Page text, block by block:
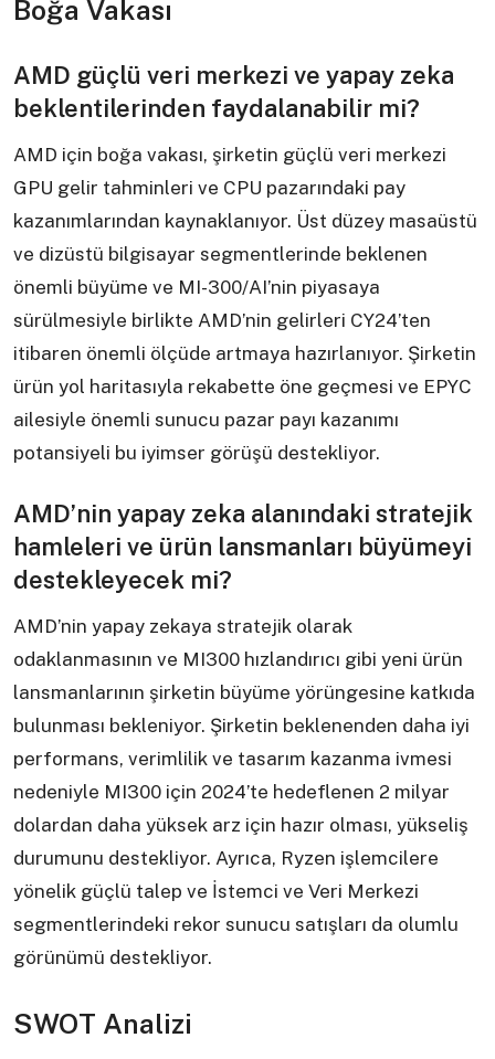
Boğa Vakası
AMD güçlü veri merkezi ve yapay zeka
beklentilerinden faydalanabilir mi?
AMD için boğa vakası, şirketin güçlü veri merkezi
GPU gelir tahminleri ve CPU pazarındaki pay
kazanımlarından kaynaklanıyor. Üst düzey masaüstü
ve dizüstü bilgisayar segmentlerinde beklenen
önemli büyüme ve MI-300/AI’nin piyasaya
sürülmesiyle birlikte AMD’nin gelirleri CY24’ten
itibaren önemli ölçüde artmaya hazırlanıyor. Şirketin
ürün yol haritasıyla rekabette öne geçmesi ve EPYC
ailesiyle önemli sunucu pazar payı kazanımı
potansiyeli bu iyimser görüşü destekliyor.
AMD’nin yapay zeka alanındaki stratejik
hamleleri ve ürün lansmanları büyümeyi
destekleyecek mi?
AMD’nin yapay zekaya stratejik olarak
odaklanmasının ve MI300 hızlandırıcı gibi yeni ürün
lansmanlarının şirketin büyüme yörüngesine katkıda
bulunması bekleniyor. Şirketin beklenenden daha iyi
performans, verimlilik ve tasarım kazanma ivmesi
nedeniyle MI300 için 2024’te hedeflenen 2 milyar
dolardan daha yüksek arz için hazır olması, yükseliş
durumunu destekliyor. Ayrıca, Ryzen işlemcilere
yönelik güçlü talep ve İstemci ve Veri Merkezi
segmentlerindeki rekor sunucu satışları da olumlu
görünümü destekliyor.
SWOT Analizi